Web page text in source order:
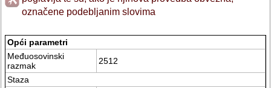
označene podebljanim slovima
Opći parametri
Međuosovinski
razmak
2512
Staza